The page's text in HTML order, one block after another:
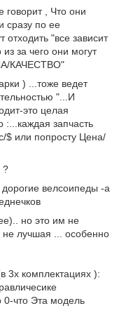
, Что они
сразу по ее
"все зависит
за чего они могут
КАЧЕСТВО"
) ...тоже ведет
"...И
это целая
:...каждая запчасть
$ или попросту Цена/
?
велсоипеды -а
но это им не
не лучшая ... особенно
3х комплектациях ):
0-что Эта модель